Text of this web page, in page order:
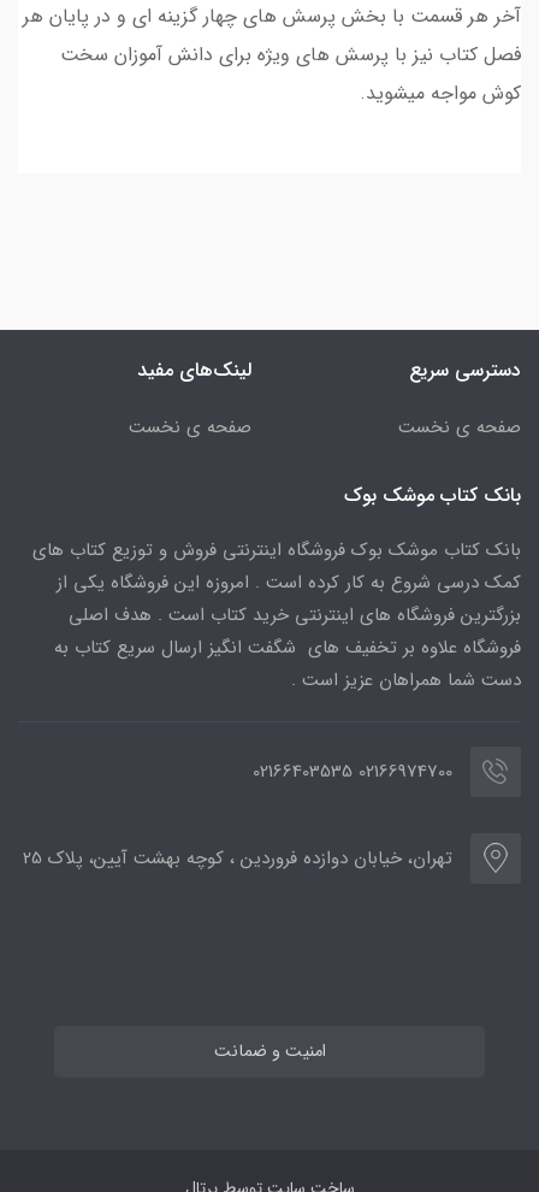
آخر هر قسمت با بخش پرسش های چهار گزینه ای و در پایان هر
فصل کتاب نیز با پرسش های ویژه برای دانش آموزان سخت
کوش مواجه میشوید.
دسترسی سریع
صفحه ی نخست
لینک‌های مفید
صفحه ی نخست
بانک کتاب موشک بوک
بانک کتاب موشک بوک فروشگاه اینترنتی فروش و توزیع کتاب های
کمک درسی شروع به کار کرده است . امروزه این فروشگاه یکی از
بزرگترین فروشگاه های اینترنتی خرید کتاب است . هدف اصلی
فروشگاه علاوه بر تخفیف های شگفت انگیز ارسال سریع کتاب به
دست شما همراهان عزیز است .
02166974700 02166403535
تهران، خیابان دوازده فروردین ، کوچه بهشت آیین، پلاک 25
امنیت و ضمانت